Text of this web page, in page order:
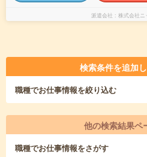
派遣会社 株式会社ニ
検索条件を追加
職種でお仕事情報を絞り込む
他の検索結果ペ
職種でお仕事情報をさがす